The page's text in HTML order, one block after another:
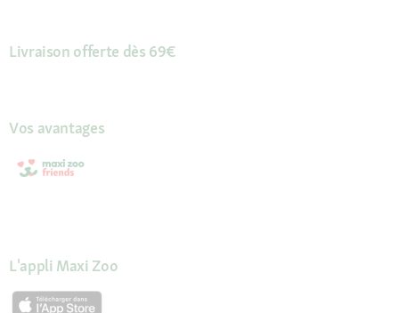
Livraison offerte dès 69€
Vos avantages
L'appli Maxi Zoo